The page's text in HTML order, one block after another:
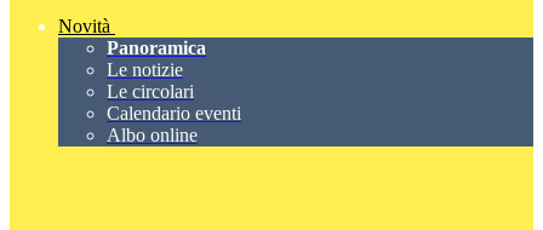
Novità
Panoramica
Le notizie
Le circolari
Calendario eventi
Albo online